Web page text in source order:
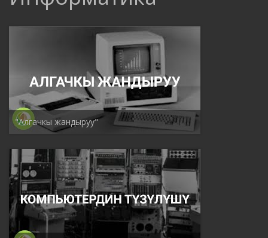
"Алгачкы жандыруу"